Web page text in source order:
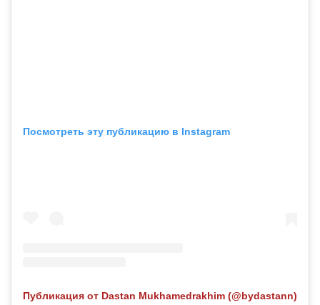
Посмотреть эту публикацию в Instagram
Публикация от Dastan Mukhamedrakhim (@bydastann)